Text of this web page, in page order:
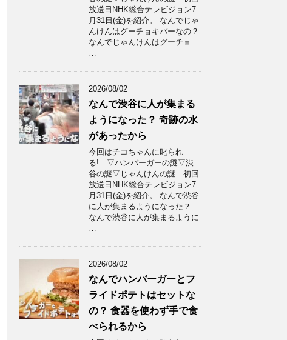
放送日NHK総合テレビジョン7
月31日(金)を紹介。 なんでじゃ
んけんはグーチョキパーなの？
なんでじゃんけんはグーチョ
…
2026/08/02
なんで渋谷に人が集まる
ようになった？ 奇跡の水
があったから
今回はチコちゃんに叱られ
る! ▽ハンバーガーの謎▽渋
谷の謎▽じゃんけんの謎 初回
放送日NHK総合テレビジョン7
月31日(金)を紹介。 なんで渋谷
に人が集まるようになった？
なんで渋谷に人が集まるように
…
2026/08/02
なんでハンバーガーとフ
ライドポテトはセットな
の？ 食器を使わず手で食
べられるから